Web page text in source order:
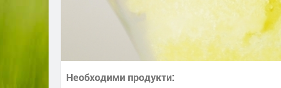
Необходими продукти